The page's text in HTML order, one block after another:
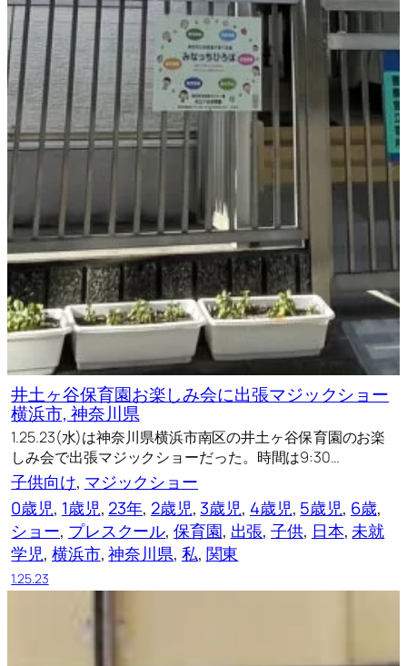
井土ヶ谷保育園お楽しみ会に出張マジックショー
横浜市, 神奈川県
1.25.23(水)は神奈川県横浜市南区の井土ヶ谷保育園のお楽
しみ会で出張マジックショーだった。時間は9:30…
子供向け, マジックショー
0歳児, 1歳児, 23年, 2歳児, 3歳児, 4歳児, 5歳児, 6歳
ショー, プレスクール, 保育園, 出張, 子供, 日本, 未就
学児, 横浜市, 神奈川県, 私, 関東
1.25.23